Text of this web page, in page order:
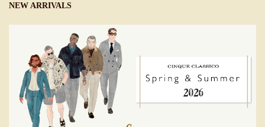
NEW ARRIVALS